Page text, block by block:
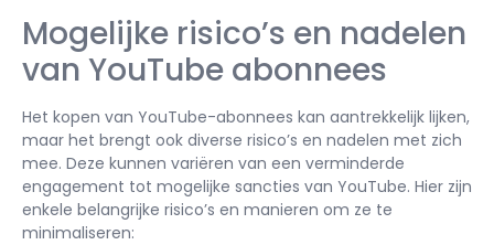
Mogelijke risico’s en nadelen
van YouTube abonnees
Het kopen van YouTube-abonnees kan aantrekkelijk lijken,
maar het brengt ook diverse risico’s en nadelen met zich
mee. Deze kunnen variëren van een verminderde
engagement tot mogelijke sancties van YouTube. Hier zijn
enkele belangrijke risico’s en manieren om ze te
minimaliseren: